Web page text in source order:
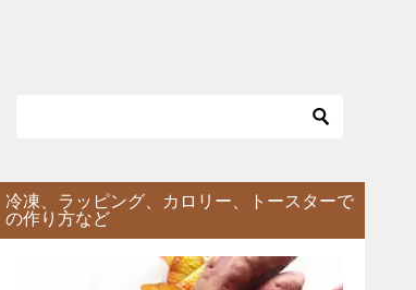
冷凍、ラッピング、カロリー、トースターで
の作り方など